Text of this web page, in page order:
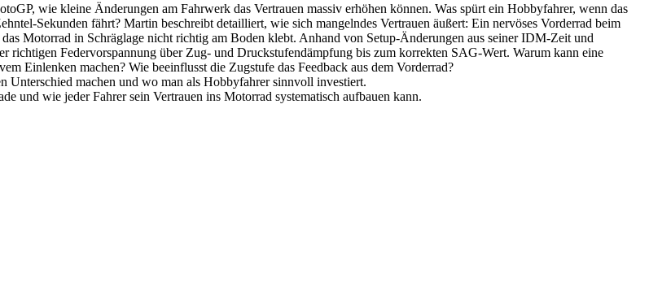
wie kleine Änderungen am Fahrwerk das Vertrauen massiv erhöhen können. Was spürt ein Hobbyfahrer, wenn das
Sekunden fährt? Martin beschreibt detailliert, wie sich mangelndes Vertrauen äußert: Ein nervöses Vorderrad beim
Motorrad in Schräglage nicht richtig am Boden klebt. Anhand von Setup-Änderungen aus seiner IDM-Zeit und
Federvorspannung über Zug- und Druckstufendämpfung bis zum korrekten SAG-Wert. Warum kann eine
Einlenken machen? Wie beeinflusst die Zugstufe das Feedback aus dem Vorderrad?
machen und wo man als Hobbyfahrer sinnvoll investiert.
und wie jeder Fahrer sein Vertrauen ins Motorrad systematisch aufbauen kann.